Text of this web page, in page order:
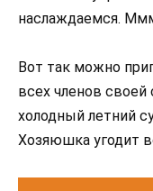
наслаждаемся.
Вот так можно
всех членов
холодный летний
Хозяюшка угодит